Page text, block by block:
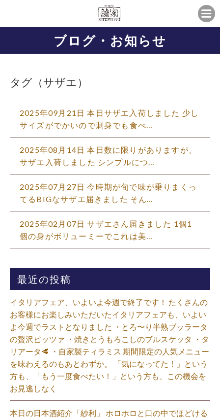
ブログ・お知らせ
タグ（サザエ）
2025年09月21日 本日サザエ入荷しました️ 少し
サイズがでかいので刺身でも食べ…
2025年08月14日 本日数に限りがありますが、
サザエ入荷しました️ シンプルにつ…
2025年07月27日 今時期が旬で味が乗りまくっ
てるBIGなサザエ届きました そん…
2025年02月07日 サザエさん届きました️ 1個1
個の身がボリューミーでこれは美…
最近の投稿
イタリアフェア、いよいよ今週で終了です！ たくさんの
お客様にお楽しみいただいたイタリアフェアも、いよい
よ今週でラストとなりました ・とろ〜り半熟ブッラータ
の贅沢ピッツァ ・焼きとうもろこしのブルスケッタ ・タ
リアータ🥩 ・自家製ティラミス 期間限定の人気メニュー
を味わえるのもあとわずか。 「気になってた！」という
方も、「もう一度食べたい！」という方も、この機会を
お見逃しなく⁡
本日の日本酒紹介「紗利」 ホロホロと口の中でほどける